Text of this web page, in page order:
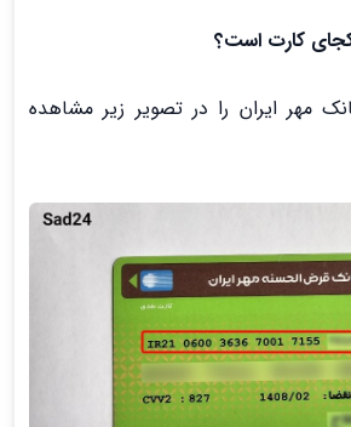
کارت است؟
مهر ایران را در تصویر زیر مشاهده